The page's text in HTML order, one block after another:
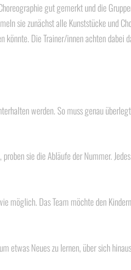
gut gemerkt und die
sie zunächst alle Kunststücke und
Die Trainer/innen achten dabei
werden. So muss genau
sie die Abläufe der Nummer.
möglich. Das Team möchte den
etwas Neues zu lernen, über sich